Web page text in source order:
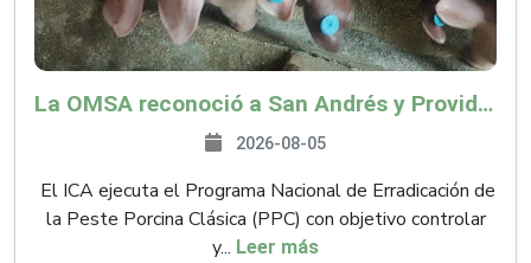
La OMSA reconoció a San Andrés y Providencia como zona libre de Peste Porcina Clásica (PPC)
2026-08-05
El ICA ejecuta el Programa Nacional de Erradicación de
la Peste Porcina Clásica (PPC) con objetivo controlar
y... Leer más